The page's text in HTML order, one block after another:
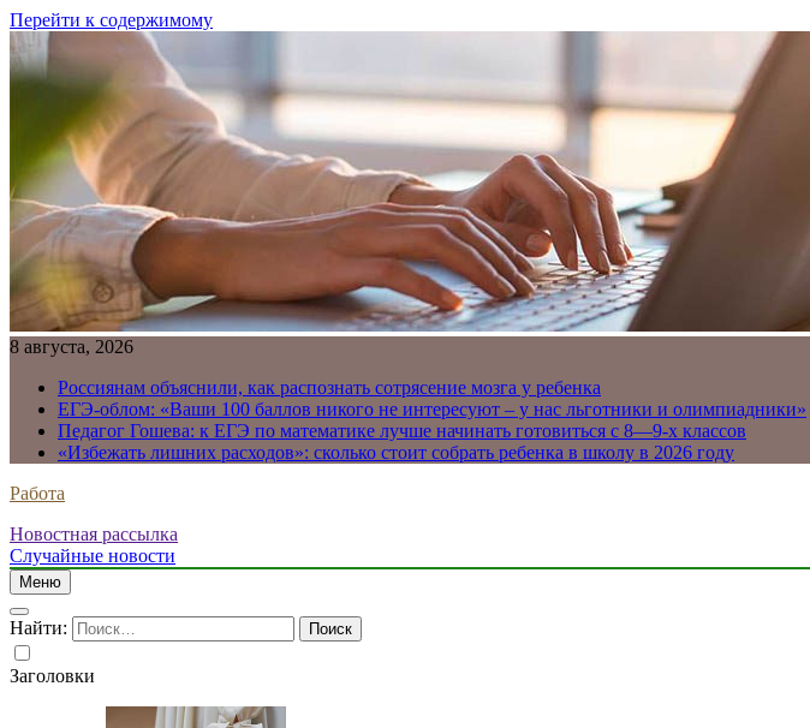
Перейти к содержимому
8 августа, 2026
Россиянам объяснили, как распознать сотрясение мозга у ребенка
ЕГЭ-облом: «Ваши 100 баллов никого не интересуют – у нас льготники и олимпиадники»
Педагог Гошева: к ЕГЭ по математике лучше начинать готовиться с 8—9-х классов
«Избежать лишних расходов»: сколько стоит собрать ребенка в школу в 2026 году
Работа
Новостная рассылка
Случайные новости
Меню
Найти:
Заголовки